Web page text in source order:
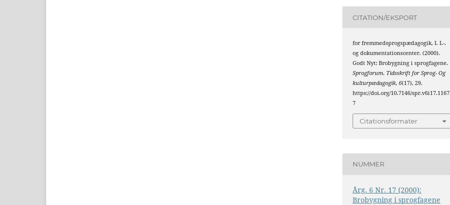
CITATION/EKSPORT
for fremmedsprogspædagogik, I. I.-.
og dokumentationscenter. (2000).
Godt Nyt: Brobygning i sprogfagene.
Sprogforum. Tidsskrift for Sprog- Og
kulturpædagogik,6(17), 29.
https://doi.org/10.7146/
7
Citationsformater
NUMMER
Årg. 6 Nr. 17 (2000):
Brobygning i sprogfagene